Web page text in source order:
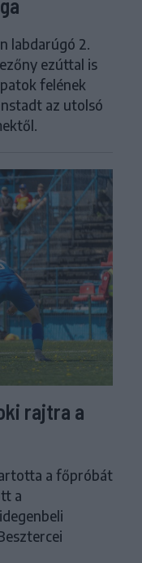
labdarúgó 2.
ezúttal is
felének
az utolsó
rajtra a
a főpróbát
a